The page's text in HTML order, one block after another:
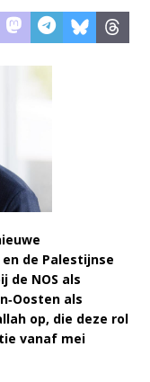
de Palestijnse
de NOS als
als
op, die deze rol
vanaf mei